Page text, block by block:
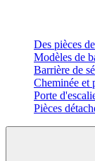
Des pièces
Modèles de
Barrière de
Cheminée et
Porte
Pièces